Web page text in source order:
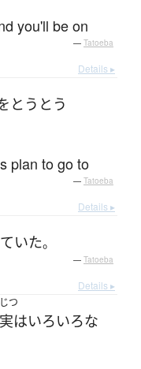
you'll be on
— Tatoeba
Details ▸
とうとう
plan to go to
— Tatoeba
Details ▸
いた。
— Tatoeba
Details ▸
じつ
実はいろいろな